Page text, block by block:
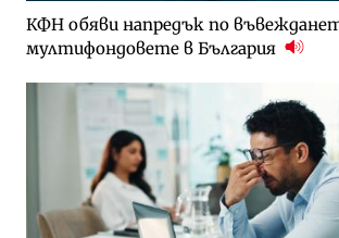
КФН обяви напредък по
мултифондовете в България